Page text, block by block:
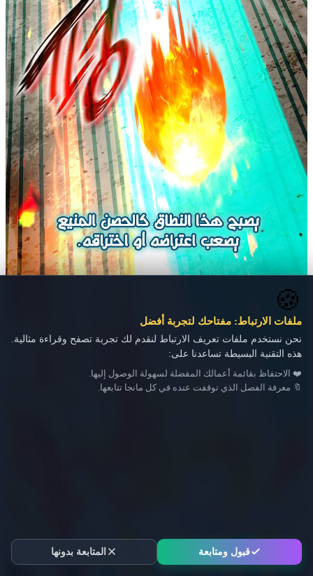
🍪
ملفات الارتباط: مفتاحك لتجربة أفضل
نحن نستخدم ملفات تعريف الارتباط لنقدم لك تجربة تصفح وقراءة مثالية.
هذه التقنية البسيطة تساعدنا على:
❤️ الاحتفاظ بقائمة أعمالك المفضلة لسهولة الوصول إليها.
🔖 معرفة الفصل الذي توقفت عنده في كل مانجا تتابعها.
قبول ومتابعة المتابعة بدونها